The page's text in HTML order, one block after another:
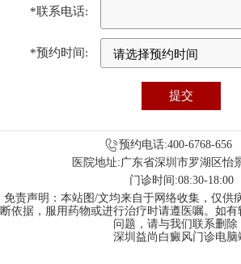
*联系电话:
*预约时间:
预约电话:400-6768-656
医院地址:广东省深圳市罗湖区怡
门诊时间:08:30-18:00
免责声明：本站图/文均来自于网络收集，仅供
断依据，服用药物或进行治疗时请遵医嘱。如
问题，请与我们联系删除
深圳益尚白癜风门诊电脑